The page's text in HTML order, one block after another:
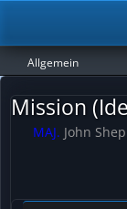
Allgemein
Mission
MAJ. John